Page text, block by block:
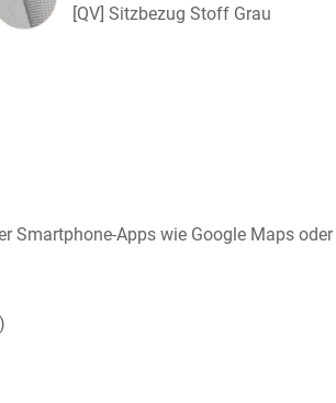
[QV] Sitzbezug Stoff Grau
Smartphone-Apps wie Google Maps oder